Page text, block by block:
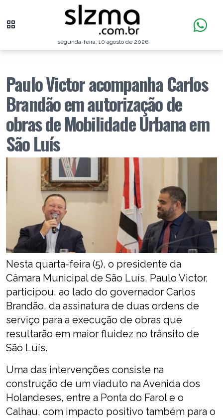
segunda-feira, 10 agosto de 2026
Paulo Victor acompanha Carlos
Brandão em autorização de
obras de Mobilidade Urbana em
São Luís
Nesta quarta-feira (5), o presidente da
Câmara Municipal de São Luís, Paulo Victor,
participou, ao lado do governador Carlos
Brandão, da assinatura de duas ordens de
serviço para a execução de obras que
resultarão em maior fluidez no trânsito de
São Luís.
Uma das intervenções consiste na
construção de um viaduto na Avenida dos
Holandeses, entre a Ponta do Farol e o
Calhau, com impacto positivo também para o